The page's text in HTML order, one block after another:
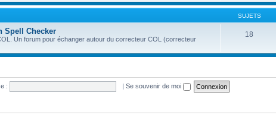
SUJETS
Spell Checker
Un forum pour échanger autour du correcteur COL (correcteur
18
: | Se souvenir de moi